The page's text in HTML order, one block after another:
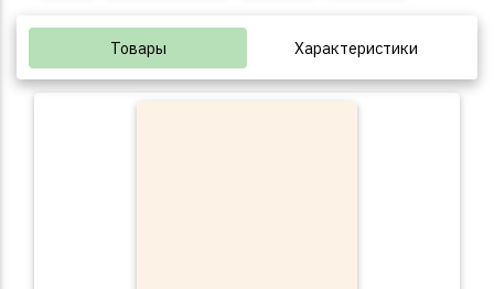
Товары Характеристики